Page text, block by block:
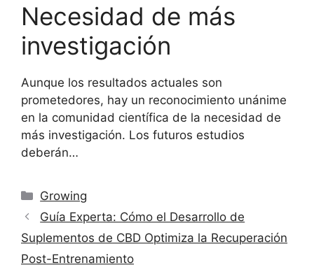
Necesidad de más
investigación
Aunque los resultados actuales son
prometedores, hay un reconocimiento unánime
en la comunidad científica de la necesidad de
más investigación. Los futuros estudios
deberán…
Categorías
Growing
Guía Experta: Cómo el Desarrollo de
Suplementos de CBD Optimiza la Recuperación
Post-Entrenamiento